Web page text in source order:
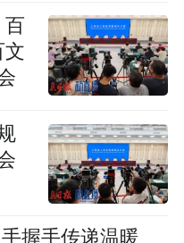
百
文
握手传递温暖